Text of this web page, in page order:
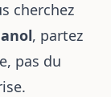
cherchez
, partez
pas du